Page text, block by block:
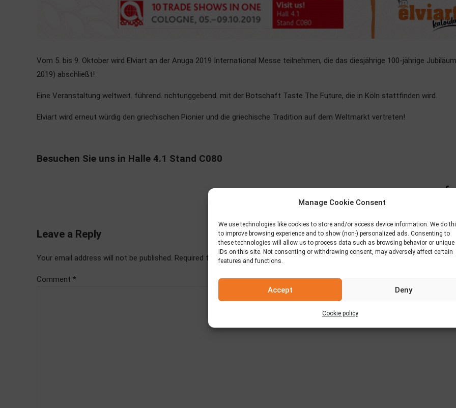
Manage Cookie Consent
We use technologies like cookies to store and/or access device information. We do
to improve browsing experience and to show (non-) personalized ads. Consenting to
these technologies will allow us to process data such as browsing behavior or unique
IDs on this site. Not consenting or withdrawing consent, may adversely affect certain
features and functions.
Accept Deny
Cookie policy
Vom 5. bis 9. Oktober wird Elviart an der Anuga 2019 International Messe teilnehmen, die das diesjährige 100-jährige
2019) abschließt!
Eine Veranstaltung weltweit. führend. richtunggebend. mit der Botschaft Taste The Future, die in Köln stattfinden wird.
Elviart wird erneut würdig den griechischen Pionier und die griechische Tradition auf dem Weltmarkt vertreten!
Besuchen Sie uns in Halle 4.1 Stand C080
Leave a Reply
Your email address will not be published. Required fields are marked *
Comment *